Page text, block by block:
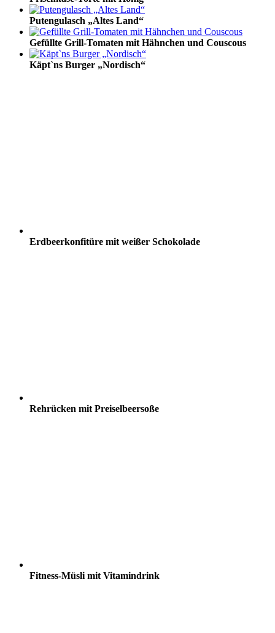
Putengulasch „Altes Land“
Gefüllte Grill-Tomaten mit Hähnchen und Couscous
Käpt`ns Burger „Nordisch“
Erdbeerkonfitüre mit weißer Schokolade
Rehrücken mit Preiselbeersoße
Fitness-Müsli mit Vitamindrink